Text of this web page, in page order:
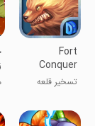
Fort
Conquer
تسخیر قلعه